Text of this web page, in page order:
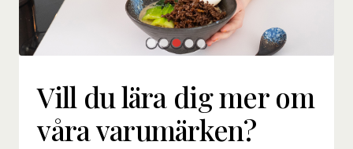
Vill du lära dig mer om
våra varumärken?